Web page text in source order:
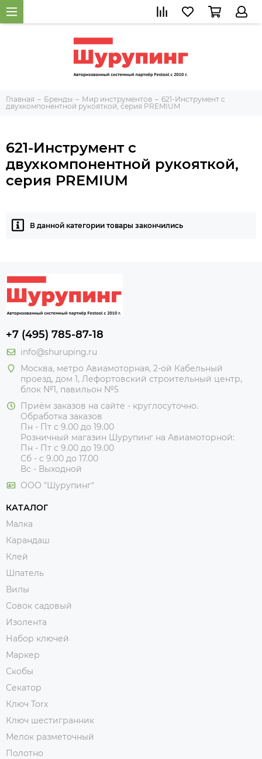
Главная Бренды Мир инструментов
621-Инструмент с
двухкомпонентной рукояткой, серия PREMIUM
621-Инструмент с
двухкомпонентной рукояткой,
серия PREMIUM
В данной категории товары закончились
+7 (495) 785-87-18
info@shuruping.ru
Москва, метро Авиамоторная, 2-ой Кабельный
проезд, дом 1, Лефортовский строительный центр,
блок №1, павильон №5
Приём заказов на сайте - круглосуточно.
Обработка заказов
Пн - Пт с 9.00 до 19.00
Розничный магазин Шурупинг на Авиамоторной:
Пн - Пт с 9.00 до 19.00
Сб - с 9.00 до 17.00
Вс - Выходной
ООО "Шурупинг"
КАТАЛОГ
Малка
Карандаш
Клей
Шпатель
Вилы
Совок садовый
Изолента
Набор ключей
Маркер
Скобы
Секатор
Ключ Torx
Ключ шестигранник
Мелок разметочный
Полотно